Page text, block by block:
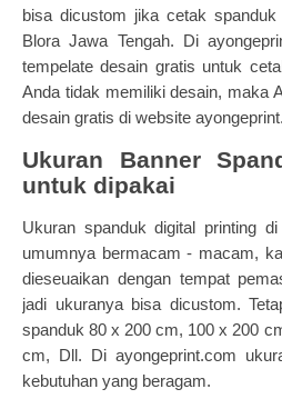
bisa dicustom jika cetak spanduk
Blora Jawa Tengah. Di
tempelate desain gratis untuk
Anda tidak memiliki desain, maka
desain gratis di website
Ukuran Banner
untuk dipakai
Ukuran spanduk digital printingdi
umumnya bermacam - macam,
dieseuaikan dengan tempat
jadi ukuranya bisa dicustom.
spanduk 80 x 200 cm, 100 x 200
cm, Dll. Di ayongeprint.com
kebutuhan yang beragam.